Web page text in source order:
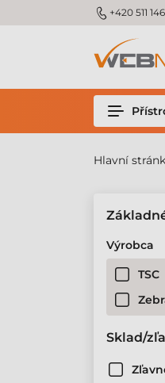
m_phone +420 511
Hlavní
Výrobca
TSC
Sklad/